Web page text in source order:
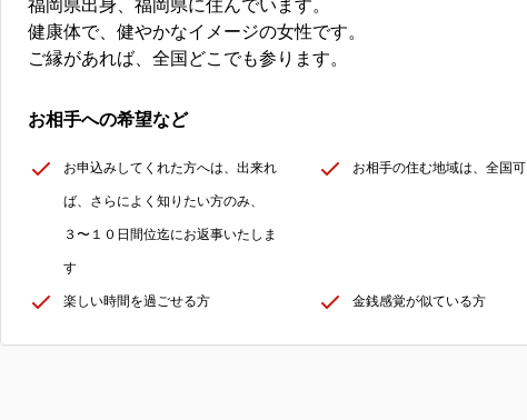
健康体で、健やかなイメージの女性です。
ご縁があれば、全国どこでも参ります。
お相手への希望など
お申込みしてくれた方へは、出来れ
ば、さらによく知りたい方のみ、
３〜１０日間位迄にお返事いたしま
す
お相手の住む地域は、全国可
楽しい時間を過ごせる方 金銭感覚が似ている方